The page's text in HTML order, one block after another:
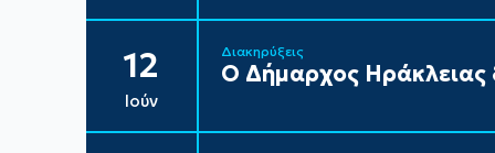
12
Ιούν
Διακηρύξεις
Ο Δήμαρχος Ηράκλειας